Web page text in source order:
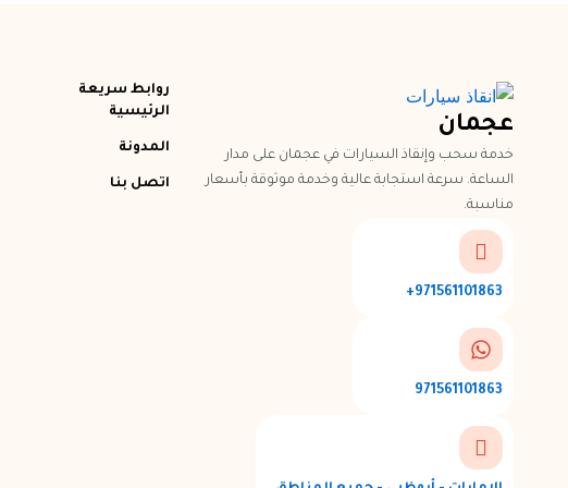
عجمان
خدمة سحب وإنقاذ السيارات في عجمان على مدار
الساعة. سرعة استجابة عالية وخدمة موثوقة بأسعار
مناسبة.
971561101863+
971561101863
روابط سريعة
الرئيسية
المدونة
اتصل بنا